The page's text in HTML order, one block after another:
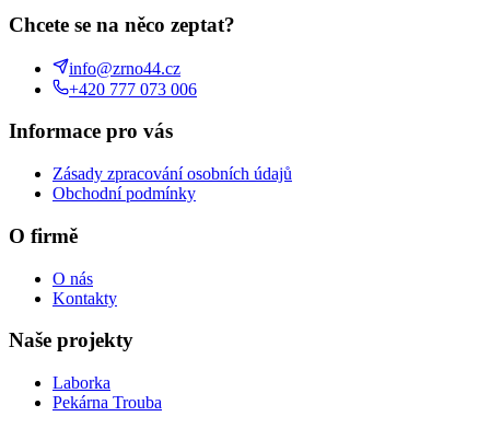
Chcete se na něco zeptat?
info@zrno44.cz
+420 777 073 006
Informace pro vás
Zásady zpracování osobních údajů
Obchodní podmínky
O firmě
O nás
Kontakty
Naše projekty
Laborka
Pekárna Trouba